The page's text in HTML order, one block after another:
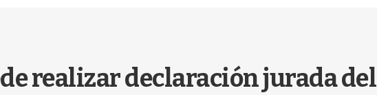
realizar declaración jurada